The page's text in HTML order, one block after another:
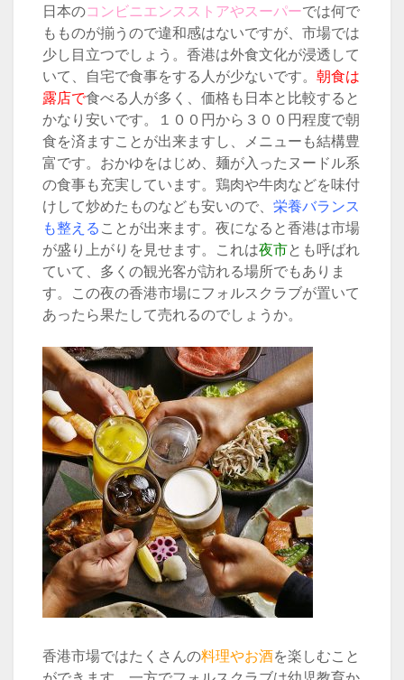
日本のコンビニエンスストアやスーパーでは何で
もものが揃うので違和感はないですが、市場では
少し目立つでしょう。香港は外食文化が浸透して
いて、自宅で食事をする人が少ないです。 朝食は
露店で食べる人が多く、価格も日本と比較すると
かなり安いです。１００円から３００円程度で朝
食を済ますことが出来ますし、メニューも結構豊
富です。おかゆをはじめ、麺が入ったヌードル系
の食事も充実しています。鶏肉や牛肉などを味付
けして炒めたものなども安いので、 栄養バランス
も整えることが出来ます。夜になると香港は市場
が盛り上がりを見せます。これは夜市とも呼ばれ
ていて、多くの観光客が訪れる場所でもありま
す。この夜の香港市場にフォルスクラブが置いて
あったら果たして売れるのでしょうか。
香港市場ではたくさんの料理やお酒を楽しむこと